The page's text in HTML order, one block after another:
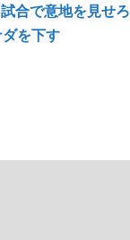
合で意地を見せろ
を下す